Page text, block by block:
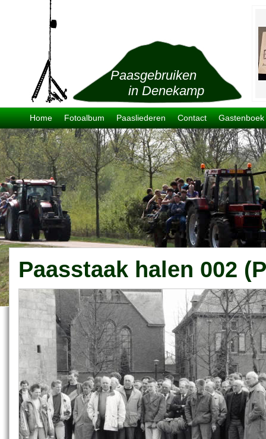
Paasgebruiken
in Denekamp
Home Fotoalbum Paasliederen Contact Gastenboek
Paasstaak halen 002